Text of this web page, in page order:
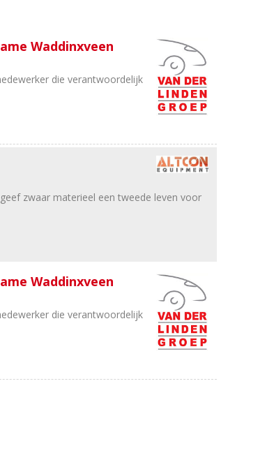
Waddinxveen
die verantwoordelijk
zwaar materieel een tweede leven voor
Waddinxveen
die verantwoordelijk